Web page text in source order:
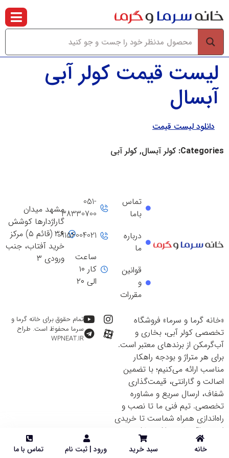
خانه سبد خرید ورود | ثبت نام تماس با ما
لیست قیمت کولر آبی
آبسال
دانلود لیست قیمت
Categories: کولر آبسال, کولر آبی
مشهد میدان
گاراژدارها کوشش
۳۶ (قائم ۵) مرکز
خرید آفتاب، جنب
ورودی ۳
051-
38330700
09156004021
ساعت
کار ۱۰
الی ۲۰
تماس
باما
درباره
ما
قوانین
و
مقررات
«خانه گرما و سرما» فروشگاه
تخصصی کولر آبی، بخاری و
آب‌گرمکن از برندهای معتبر است.
برای هر متراژ و بودجه راهکار
مناسب ارائه می‌کنیم؛ با تضمین
اصالت و گارانتی، قیمت‌گذاری
شفاف، ارسال سریع و مشاوره
تخصصی. تیم فنی ما تا نصب و
راه‌اندازی همراه شماست تا خریدی
ایمن و اقتصادی داشته باشید.
تمام حقوق برای خانه گرما و
سرما محفوظ است. طراح
WPNEAT.IR